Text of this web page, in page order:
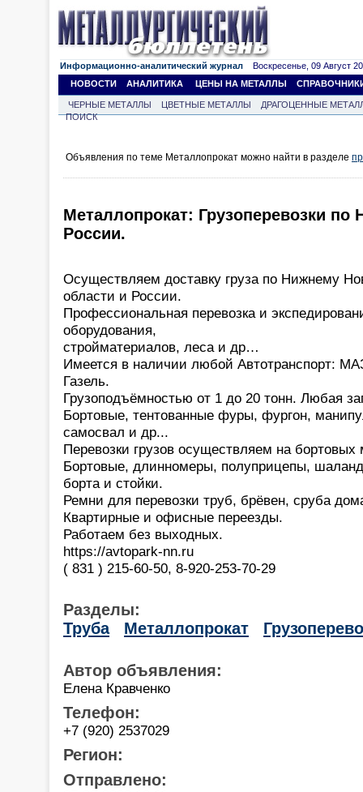
Информационно-аналитический журнал Воскресенье, 09 Август
НОВОСТИ
АНАЛИТИКА ЦЕНЫ НА МЕТАЛЛЫ
ЧЕРНЫЕ МЕТАЛЛЫ ЦВЕТНЫЕ МЕТАЛЛЫ
ДРАГОЦЕННЫЕ
ПОИСК
Объявления по теме Металлопрокат можно найти в разделе
Металлопрокат: Грузоперевозки по
России.
Осуществляем доставку груза по Нижнему
области и России.
Профессиональная перевозка и
оборудования,
стройматериалов, леса и др…
Имеется в наличии любой Автотранспорт:
Газель.
Грузоподъёмностью от 1 до 20 тонн. Любая
Бортовые, тентованные фуры, фургон,
самосвал и др...
Перевозки грузов осуществляем на
Бортовые, длинномеры, полуприцепы,
борта и стойки.
Ремни для перевозки труб, брёвен, сруба
Квартирные и офисные переезды.
Работаем без выходных.
https://avtopark-nn.ru
( 831 ) 215-60-50, 8-920-253-70-29
Разделы:
Труба
Металлопрокат
Автор объявления:
Елена Кравченко
Телефон:
+7 (920) 2537029
Регион:
Отправлено: